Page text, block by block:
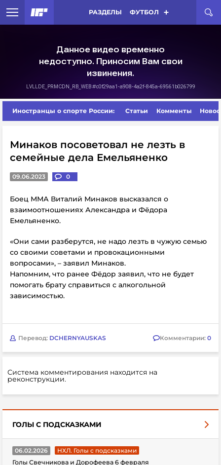
РАЗДЕЛЫ ФУТБОЛ
Иностранцы о спорте России: Статьи Комменты
Минаков посоветовал не лезть в
семейные дела Емельяненко
09.06.2023 0
Боец ММА Виталий Минаков высказался о
взаимоотношениях Александра и Фёдора
Емельяненко.
«Они сами разберутся, не надо лезть в чужую семью
со своими советами и провокационными
вопросами», – заявил Минаков.
Напомним, что ранее Фёдор заявил, что не будет
помогать брату справиться с алкогольной
зависимостью.
Перевод: DCHERNYAUSKAS Комментарии: 0
Система комментирования находится на
реконструкции.
ГОЛЫ С ПОДСКАЗКАМИ
06.02.2026
НХЛ. Голы с подсказками
Голы Свечникова и Дорофеева 6 февраля